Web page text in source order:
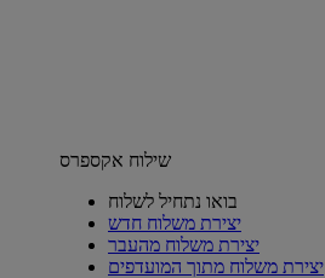
שילוח אקספרס
בואו נתחיל לשלוח
יצירת משלוח חדש
יצירת משלוח מהעבר
יצירת משלוח מתוך המועדפים